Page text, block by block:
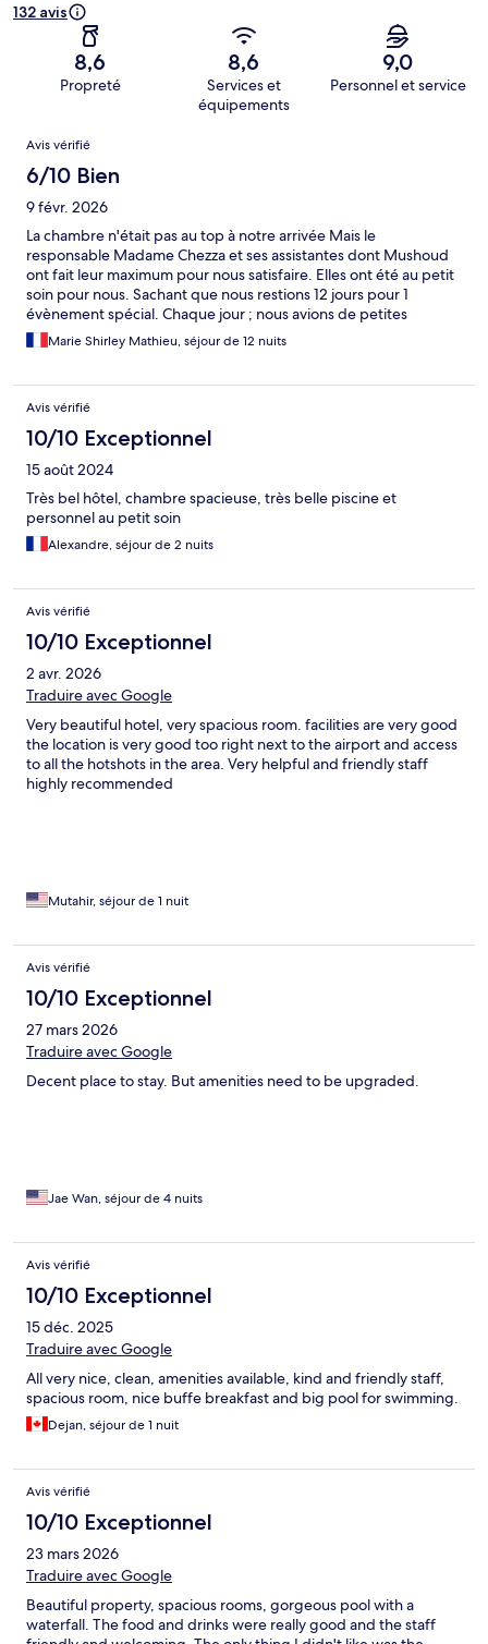
132 avis
8,6
Propreté
8,6
Services et
équipements
9,0
Personnel et service
Avis
Avis vérifié
6/10 Bien
9 févr. 2026
La chambre n'était pas au top à notre arrivée Mais le
responsable Madame Chezza et ses assistantes dont Mushoud
ont fait leur maximum pour nous satisfaire. Elles ont été au petit
soin pour nous. Sachant que nous restions 12 jours pour 1
évènement spécial. Chaque jour ; nous avions de petites
assiettes de gourmandises qui nous attendaient après le dîner.
Vraiment je leur remercie infiniment d'avoir fait le maximum
Marie Shirley Mathieu, séjour de 12 nuits
Avis vérifié
10/10 Exceptionnel
15 août 2024
Très bel hôtel, chambre spacieuse, très belle piscine et
personnel au petit soin
Alexandre, séjour de 2 nuits
Avis vérifié
10/10 Exceptionnel
2 avr. 2026
Traduire avec Google
Very beautiful hotel, very spacious room. facilities are very good
the location is very good too right next to the airport and access
to all the hotshots in the area. Very helpful and friendly staff
highly recommended
Mutahir, séjour de 1 nuit
Avis vérifié
10/10 Exceptionnel
27 mars 2026
Traduire avec Google
Decent place to stay. But amenities need to be upgraded.
Jae Wan, séjour de 4 nuits
Avis vérifié
10/10 Exceptionnel
15 déc. 2025
Traduire avec Google
All very nice, clean, amenities available, kind and friendly staff,
spacious room, nice buffe breakfast and big pool for swimming.
Dejan, séjour de 1 nuit
Avis vérifié
10/10 Exceptionnel
23 mars 2026
Traduire avec Google
Beautiful property, spacious rooms, gorgeous pool with a
waterfall. The food and drinks were really good and the staff